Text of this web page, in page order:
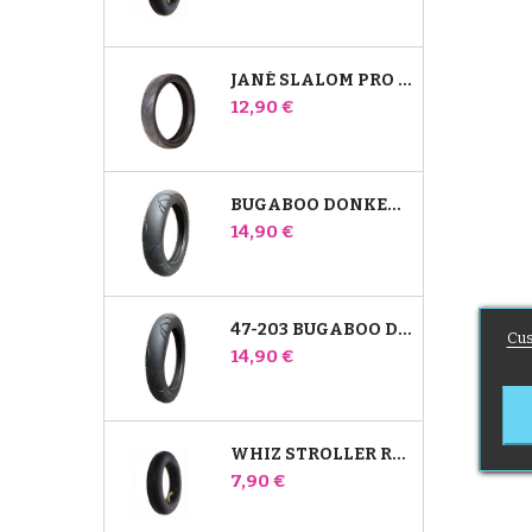
JANÉ SLALOM PRO JA POWERTWIN STROLLER TIRE
Hinta
12,90 €
BUGABOO DONKEY 39X177 YHTEENSOPIVA LASTENRATTAIDEN RENGAS - ETUPYÖRÄÄN
Hinta
14,90 €
47-203 BUGABOO DONKEY -RATTAIDEN YHTEENSOPIVA RENGAS - TAKAPYÖRÄÄN
Hinta
14,90 €
WHIZ STROLLER REAR INNER TUBE RED CASTLE
Hinta
7,90 €